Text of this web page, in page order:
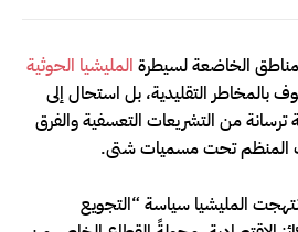
الخاضعة لسيطرة المليشيا الحوثية
التقليدية، بل استحال إلى
ترسانة من التشريعات التعسفية والفرق
المنظم تحت مسميات شتى.
المليشيا سياسة “التجويع